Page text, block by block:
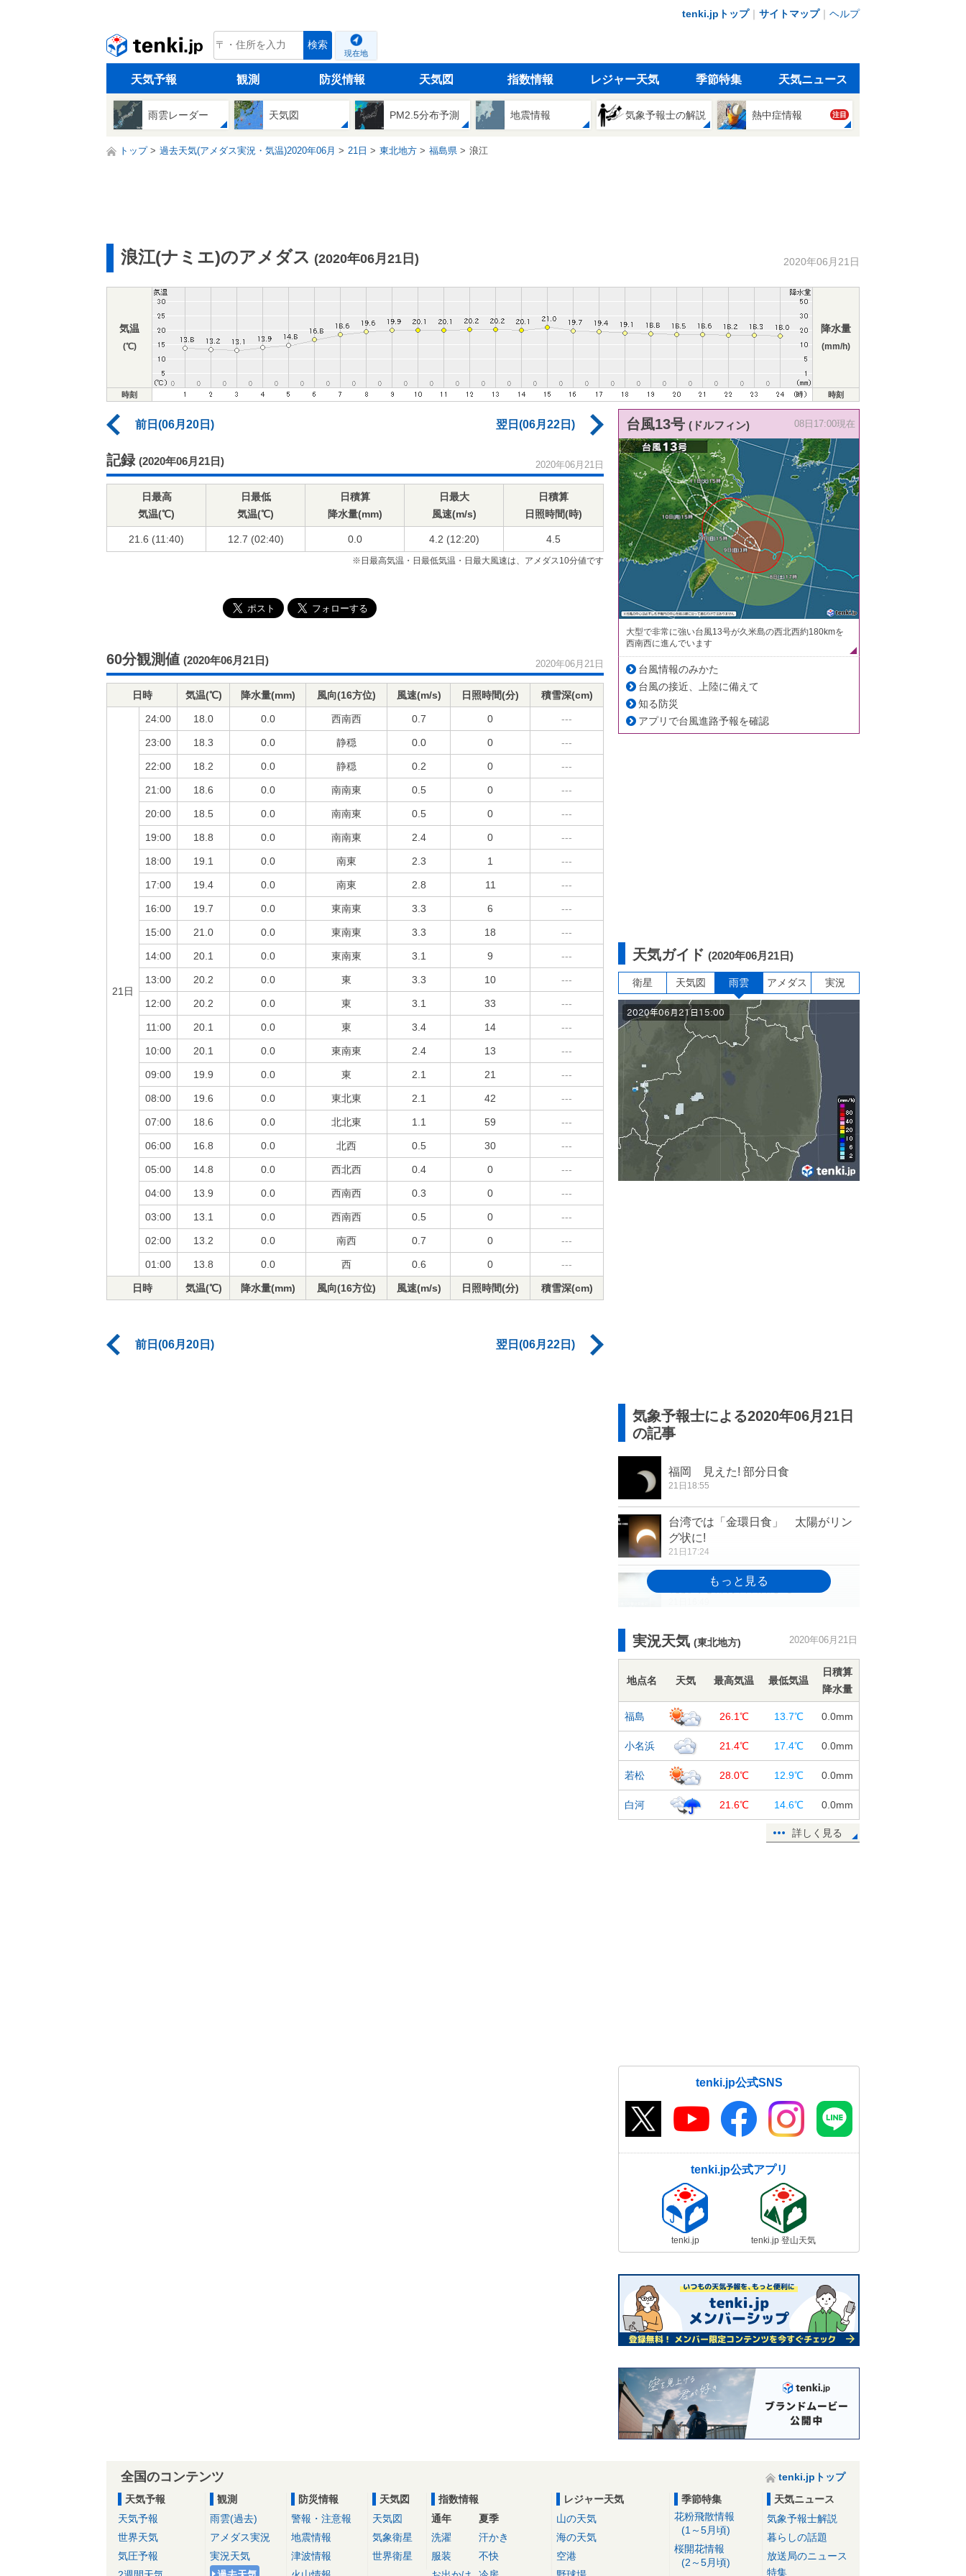
tenki.jpトップ｜ サイトマップ｜ ヘルプ
tenki.jp 検索
現在地
天気予報 観測 防災情報 天気図 指数情報 レジャー天気 季節特集 天気ニュース
雨雲レーダー 天気図 PM2.5分布予測 地震情報 気象予報士の解説 熱中症情報 注目
トップ 過去天気(アメダス実況・気温)2020年06月 21日 東北地方 福島県 浪江
浪江(ナミエ)のアメダス (2020年06月21日) 2020年06月21日
気温
(℃)
降水量
(mm/h)
時刻 時刻
前日(06月20日) 翌日(06月22日)
記録 (2020年06月21日) 2020年06月21日
日最高
気温(℃)
日最低
気温(℃)
日積算
降水量(mm)
日最大
風速(m/s)
日積算
日照時間(時)
21.6 (11:40) 12.7 (02:40) 0.0 4.2 (12:20) 4.5
※日最高気温・日最低気温・日最大風速は、アメダス10分値です
60分観測値 (2020年06月21日) 2020年06月21日
日時 気温(℃) 降水量(mm) 風向(16方位) 風速(m/s) 日照時間(分) 積雪深(cm)
21日
24:00 18.0 0.0 西南西 0.7 0 ---
23:00 18.3 0.0 静穏 0.0 0 ---
22:00 18.2 0.0 静穏 0.2 0 ---
21:00 18.6 0.0 南南東 0.5 0 ---
20:00 18.5 0.0 南南東 0.5 0 ---
19:00 18.8 0.0 南南東 2.4 0 ---
18:00 19.1 0.0 南東 2.3 1 ---
17:00 19.4 0.0 南東 2.8 11 ---
16:00 19.7 0.0 東南東 3.3 6 ---
15:00 21.0 0.0 東南東 3.3 18 ---
14:00 20.1 0.0 東南東 3.1 9 ---
13:00 20.2 0.0 東 3.3 10 ---
12:00 20.2 0.0 東 3.1 33 ---
11:00 20.1 0.0 東 3.4 14 ---
10:00 20.1 0.0 東南東 2.4 13 ---
09:00 19.9 0.0 東 2.1 21 ---
08:00 19.6 0.0 東北東 2.1 42 ---
07:00 18.6 0.0 北北東 1.1 59 ---
06:00 16.8 0.0 北西 0.5 30 ---
05:00 14.8 0.0 西北西 0.4 0 ---
04:00 13.9 0.0 西南西 0.3 0 ---
03:00 13.1 0.0 西南西 0.5 0 ---
02:00 13.2 0.0 南西 0.7 0 ---
01:00 13.8 0.0 西 0.6 0 ---
日時 気温(℃) 降水量(mm) 風向(16方位) 風速(m/s) 日照時間(分) 積雪深(cm)
前日(06月20日) 翌日(06月22日)
台風13号 (ドルフィン) 08日17:00現在
大型で非常に強い台風13号が久米島の西北西約180kmを
西南西に進んでいます
台風情報のみかた
台風の接近、上陸に備えて
知る防災
アプリで台風進路予報を確認
天気ガイド (2020年06月21日)
衛星 天気図 雨雲 アメダス 実況
気象予報士による2020年06月21日
の記事
福岡 見えた! 部分日食
21日18:55
台湾では「金環日食」 太陽がリン
グ状に!
21日17:24
札幌でも部分日食始まる
まもなく「部分日食」 16時頃から
週間 木～金曜は大雨の恐れ 週末
は猛暑か
21日14:50
浅間山で火山性地震が増加 噴火警
戒レベル1が継続
21日12:30
21日 夏至 全国多くの所で部分日
実況天気 (東北地方) 2020年06月21日
地点名 天気 最高気温 最低気温
日積算
降水量
福島 26.1℃ 13.7℃ 0.0mm
小名浜 21.4℃ 17.4℃ 0.0mm
若松 28.0℃ 12.9℃ 0.0mm
白河 21.6℃ 14.6℃ 0.0mm
詳しく見る
tenki.jp公式SNS
tenki.jp公式アプリ
tenki.jp tenki.jp 登山天気
全国のコンテンツ
tenki.jpトップ
天気予報
天気予報
世界天気
気圧予報
観測
雨雲(過去)
アメダス実況
実況天気
防災情報
警報・注意報
地震情報
津波情報
天気図
天気図
気象衛星
世界衛星
指数情報
通年
洗濯
服装
夏季
汗かき
不快
レジャー天気
山の天気
海の天気
空港
季節特集
花粉飛散情報
(1～5月頃)
桜開花情報
(2～5月頃)
天気ニュース
気象予報士解説
暮らしの話題
放送局のニュース
特集